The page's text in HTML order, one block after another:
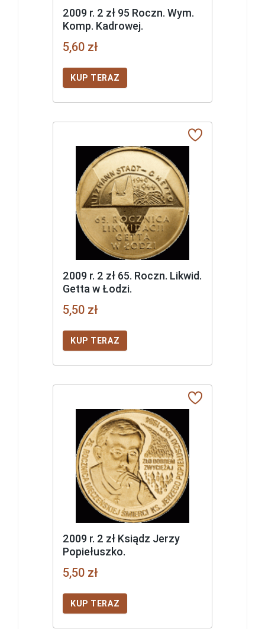
2009 r. 2 zł 95 Roczn. Wym.
Komp. Kadrowej.
5,60 zł
KUP TERAZ
2009 r. 2 zł 65. Roczn. Likwid.
Getta w Łodzi.
5,50 zł
KUP TERAZ
2009 r. 2 zł Ksiądz Jerzy
Popiełuszko.
5,50 zł
KUP TERAZ